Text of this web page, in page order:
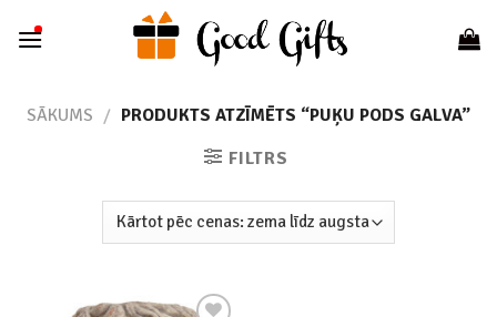
SĀKUMS / PRODUKTS ATZĪMĒTS “PUĶU PODS GALVA”
FILTRS